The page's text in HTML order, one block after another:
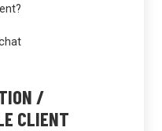
/
CLIENT